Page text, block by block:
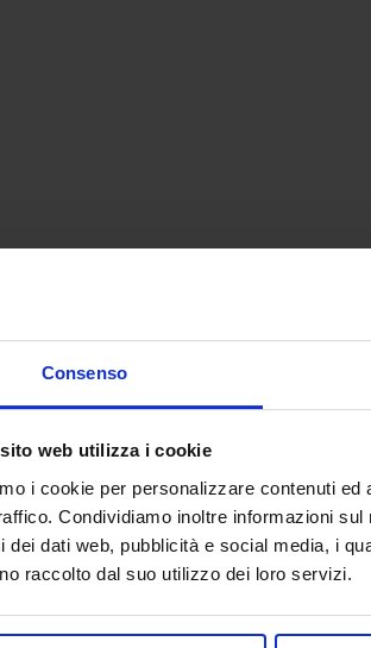
Consenso
web utilizza i cookie
i cookie per personalizzare contenuti
Condividiamo inoltre informazioni
dei dati web, pubblicità e social media, i
raccolto dal suo utilizzo dei loro servizi.